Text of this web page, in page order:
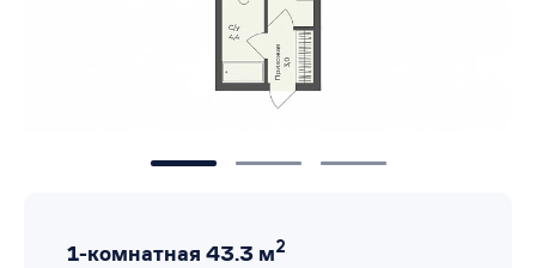
1-комнатная 43.3 м2